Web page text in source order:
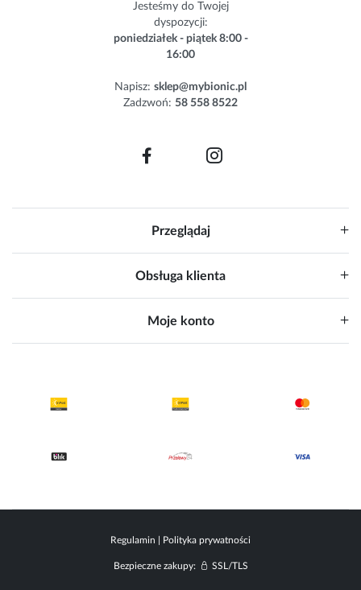
Jesteśmy do Twojej
dyspozycji:
poniedziałek - piątek 8:00 -
16:00
Napisz: sklep@mybionic.pl
Zadzwoń: 58 558 8522
Przeglądaj
Obsługa klienta
Moje konto
Regulamin Polityka prywatności
Bezpieczne zakupy: SSL/TLS